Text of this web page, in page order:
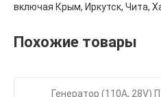
включая Крым, Иркутск, Чита,
Похожие товары
Генератор (110А, 28V)